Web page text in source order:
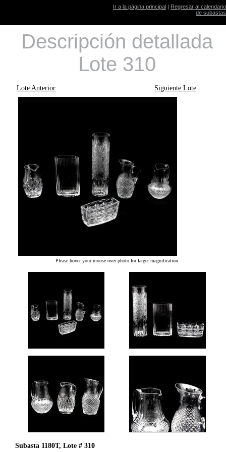
Ir a la página principal | Regresar al calendario
de subastas
Descripción detallada
Lote 310
Lote Anterior Siguiente Lote
Please hover your mouse over photo for larger magnification
Subasta 1180T, Lote # 310